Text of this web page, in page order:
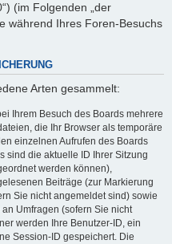
(im Folgenden „der
während Ihres Foren-Besuchs
Arten gesammelt:
Ihrem Besuch des Boards mehrere
die Ihr Browser als temporäre
einzelnen Aufrufen des Boards
sind die aktuelle ID Ihrer Sitzung
werden können),
Beiträge (zur Markierung
Sie nicht angemeldet sind) sowie
Umfragen (sofern Sie nicht
werden Ihre Benutzer-ID, ein
Session-ID gespeichert. Die